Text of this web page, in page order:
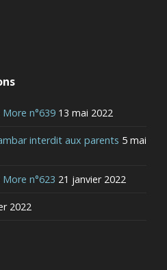
n°639 13 mai 2022
interdit aux parents 5 mai
n°623 21 janvier 2022
2022